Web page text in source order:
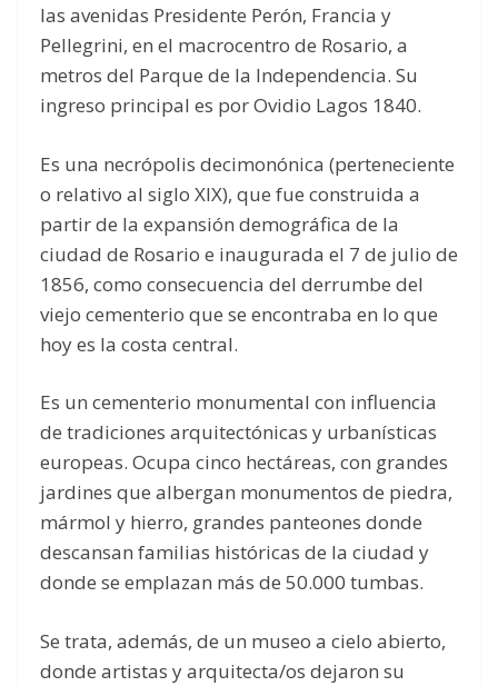
las avenidas Presidente Perón, Francia y
Pellegrini, en el macrocentro de Rosario, a
metros del Parque de la Independencia. Su
ingreso principal es por Ovidio Lagos 1840.
Es una necrópolis decimonónica (perteneciente
o relativo al siglo XIX), que fue construida a
partir de la expansión demográfica de la
ciudad de Rosario e inaugurada el 7 de julio de
1856, como consecuencia del derrumbe del
viejo cementerio que se encontraba en lo que
hoy es la costa central.
Es un cementerio monumental con influencia
de tradiciones arquitectónicas y urbanísticas
europeas. Ocupa cinco hectáreas, con grandes
jardines que albergan monumentos de piedra,
mármol y hierro, grandes panteones donde
descansan familias históricas de la ciudad y
donde se emplazan más de 50.000 tumbas.
Se trata, además, de un museo a cielo abierto,
donde artistas y arquitecta/os dejaron su